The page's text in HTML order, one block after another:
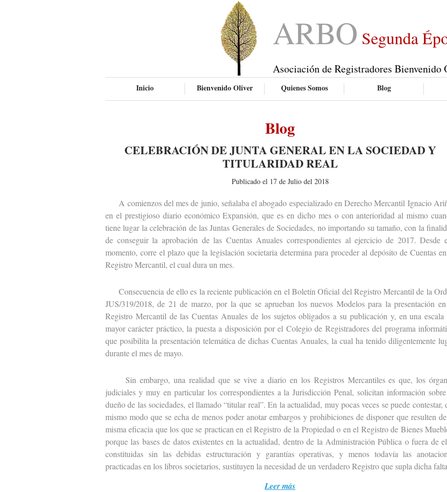
ARBO Segunda
Asociación de Registradores Bienvenido
Inicio Bienvenido Oliver Quienes Somos Blog
Blog
CELEBRACIÓN DE JUNTA GENERAL EN LA SOCIEDAD Y
TITULARIDAD REAL
Publicado el 17 de Julio del 2018
A comienzos del mes de junio, señalaba el abogado especializado en Derecho Mercantil Ignacio
en el prestigioso diario económico Expansión, que es en dicho mes o con anterioridad al mismo
tiene lugar la celebración de las Juntas Generales de Sociedades, no importando su tamaño, con la
de conseguir la aprobación de las Cuentas Anuales correspondientes al ejercicio de 2017. Desde
momento, corre el plazo que la legislación societaria determina para proceder al depósito de Cuentas
Registro Mercantil, el cual dura un mes.
Consecuencia de ello es la reciente publicación en el Boletín Oficial del Registro Mercantil de la
JUS/319/2018, de 21 de marzo, por la que se aprueban los nuevos Modelos para la presentación
Registro Mercantil de las Cuentas Anuales de los sujetos obligados a su publicación y, en una escala
mayor carácter práctico, la puesta a disposición por el Colegio de Registradores del programa
que posibilita la presentación telemática de dichas Cuentas Anuales, la cual ha tenido diligentemente
durante el mes de mayo.
Sin embargo, una realidad que se vive a diario en los Registros Mercantiles es que, los
judiciales y muy en particular los correspondientes a la Jurisdicción Penal, solicitan información
dueño de las sociedades, el llamado “titular real”. En la actualidad, muy pocas veces se puede contestar,
mismo modo que se echa de menos poder anotar embargos y prohibiciones de disponer que resulten
misma eficacia que los que se practican en el Registro de la Propiedad o en el Registro de Bienes
porque las bases de datos existentes en la actualidad, dentro de la Administración Pública o fuera de
constituidas sin las debidas estructuración y garantías operativas, y menos todavía las
practicadas en los libros societarios, sustituyen la necesidad de un verdadero Registro que supla dicha
Leer más